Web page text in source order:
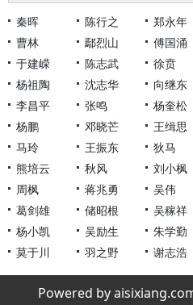
秦晖 陈行之 郑永年
曹林
鄢烈山 傅国涌
于建嵘
陈志武 徐贲
杨祖陶
沈志华 向继东
李昌平
张鸣 杨奎松
杨鹏
邓晓芒 王缉思
马玲
王振东 狄马
熊培云
秋风 刘小枫
周枫
蒋兆勇 吴伟
葛剑雄
储昭根 吴稼祥
杨小凯
吴励生 朱学勤
莫于川
羽之野 谢志浩
Powered by